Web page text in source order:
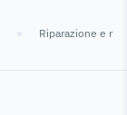
Riparazione e